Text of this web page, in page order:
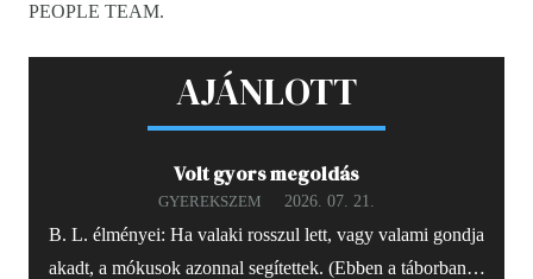
PEOPLE TEAM.
AJÁNLOTT
Volt gyors megoldás
GYEREKSZEM 2026. 07. 21.
B. L. élményei: Ha valaki rosszul lett, vagy valami gondja
akadt, a mókusok azonnal segítettek. (Ebben a táborban…